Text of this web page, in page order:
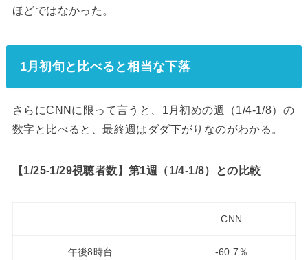
ほどではなかった。
1月初旬と比べると相当な下落
さらにCNNに限って言うと、1月初めの週（1/4-1/8）の
数字と比べると、最終週はダダ下がりなのがわかる。
【1/25-1/29視聴者数】第1週（1/4-1/8）との比較
CNN
午後8時台 -60.7％